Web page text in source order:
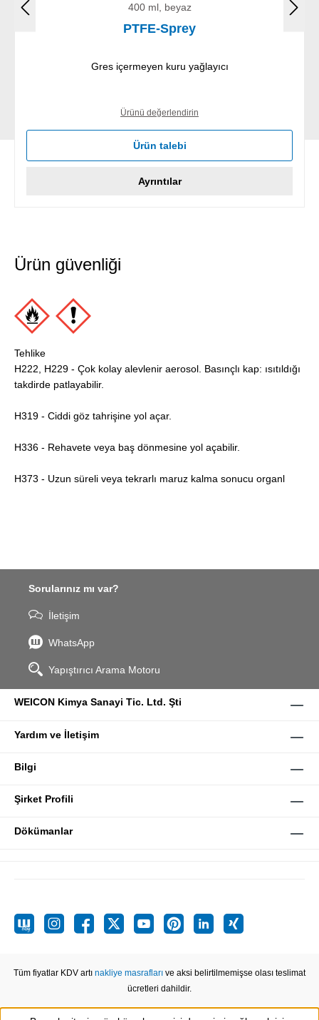
400 ml, beyaz
PTFE-Sprey
Gres içermeyen kuru yağlayıcı
Ürünü değerlendirin
Ürün talebi
Ayrıntılar
Ürün güvenliği
Tehlike
H222, H229 - Çok kolay alevlenir aerosol. Basınçlı kap: ısıtıldığı
takdirde patlayabilir.
H319 - Ciddi göz tahrişine yol açar.
H336 - Rehavete veya baş dönmesine yol açabilir.
H373 - Uzun süreli veya tekrarlı maruz kalma sonucu organl
Sorularınız mı var?
İletişim
WhatsApp
Yapıştırıcı Arama Motoru
WEICON Kimya Sanayi Tic. Ltd. Şti
Yardım ve İletişim
Bilgi
Şirket Profili
Dökümanlar
Tüm fiyatlar KDV artı nakliye masrafları ve aksi belirtilmemişse olası teslimat
ücretleri dahildir.